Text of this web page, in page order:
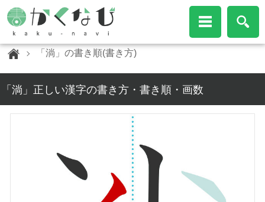
「淌」の書き順(書き方)
「淌」正しい漢字の書き方・書き順・画数